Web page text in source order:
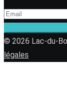
© 2026 Lac-du-
légales